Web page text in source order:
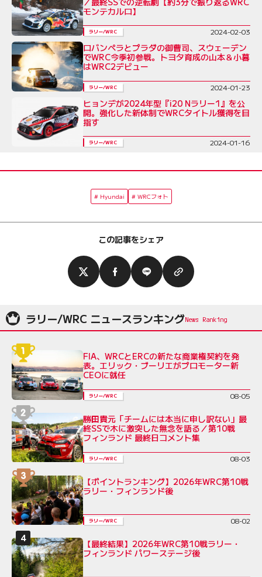
モンテカルロ】
ラリー/WRC 2024-02-03
ロバンペラとプラダの御曹司、スウェーデン
でWRC今季初参戦。トヨタ育成の山本＆小暮
はWRC2デビュー
ラリー/WRC 2024-01-23
ヒョンデが2024年型『i20 Nラリー1』を公
開。強化した新体制でWRCタイトル獲得を目
指す
ラリー/WRC 2024-01-16
Hyundai WRCフォト
この記事をシェア
ラリー/WRC ニュースランキング
FIA、WRCとERCの新たな商業権契約を発
表。エリック・ブーリエがプロモーター新
CEOに就任
ラリー/WRC 08-05
勝田貴元「チームには本当に申し訳ない」最
終SSで木に激突した無念を語る／第10戦
フィンランド 最終日コメント集
ラリー/WRC 08-03
【ポイントランキング】2026年WRC第10戦
ラリー・フィンランド後
ラリー/WRC 08-02
【最終結果】2026年WRC第10戦ラリー・
フィンランド パワーステージ後